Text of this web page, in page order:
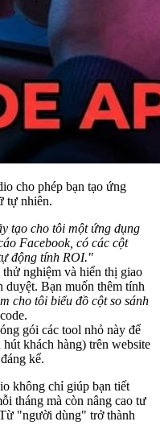
cho phép bạn tạo ứng
tự nhiên.
tạo cho tôi một ứng dụng
Facebook, có các cột
động tính ROI."
nghiệm và hiển thị giao
duyệt. Bạn muốn thêm tính
cho tôi biểu đồ cột so sánh
gói các tool nhỏ này để
khách hàng) trên website
kể.
không chỉ giúp bạn tiết
tháng mà còn nâng cao tư
"người dùng" trở thành